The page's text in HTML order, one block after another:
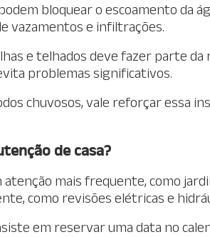
bloquear o escoamento da
vazamentos e infiltrações.
e telhados deve fazer parte
problemas significativos.
chuvosos, vale reforçar essa
de casa?
mais frequente, como
como revisões elétricas e
em reservar uma data no